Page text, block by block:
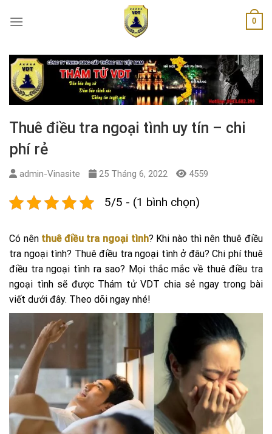
0
Thuê điều tra ngoại tình uy tín – chi
phí rẻ
admin-Vinasite 25 Tháng 6, 2022 4559
5/5 - (1 bình chọn)
Có nên thuê điều tra ngoại tình? Khi nào thì nên thuê điều
tra ngoại tình? Thuê điều tra ngoại tình ở đâu? Chi phí thuê
điều tra ngoại tình ra sao? Mọi thắc mắc về thuê điều tra
ngoại tình sẽ được Thám tử VDT chia sẻ ngay trong bài
viết dưới đây. Theo dõi ngay nhé!